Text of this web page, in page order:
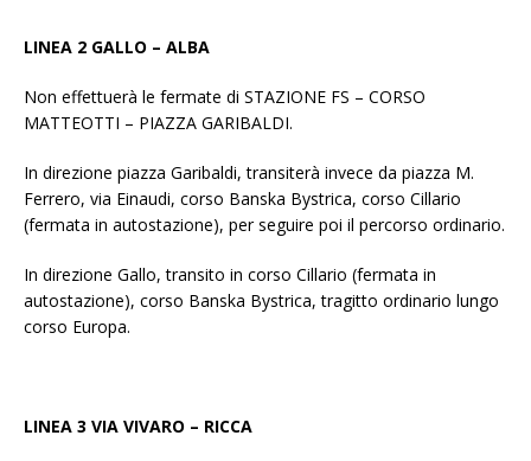
LINEA 2 GALLO – ALBA
Non effettuerà le fermate di STAZIONE FS – CORSO
MATTEOTTI – PIAZZA GARIBALDI.
In direzione piazza Garibaldi, transiterà invece da piazza M.
Ferrero, via Einaudi, corso Banska Bystrica, corso Cillario
(fermata in autostazione), per seguire poi il percorso ordinario.
In direzione Gallo, transito in corso Cillario (fermata in
autostazione), corso Banska Bystrica, tragitto ordinario lungo
corso Europa.
LINEA 3 VIA VIVARO – RICCA